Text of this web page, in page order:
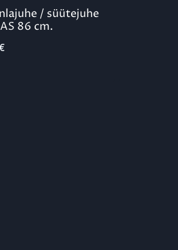
/ süütejuhe
86 cm.
€